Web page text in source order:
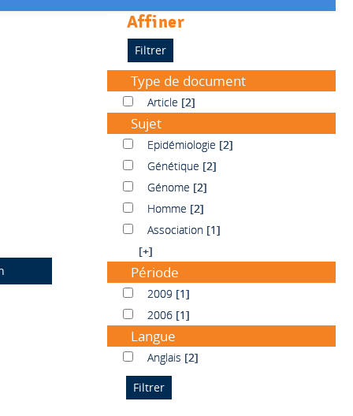
affiner
Type de document
ArticleArticle [2]
Sujet
Epidémiologie
Epidémiologie [2]
Génétique
Génétique [2]
GénomeGénome [2]
HommeHomme [2]
Association
Association [1]
[+]
Période
20092009 [1]
20062006 [1]
Langue
AnglaisAnglais [2]